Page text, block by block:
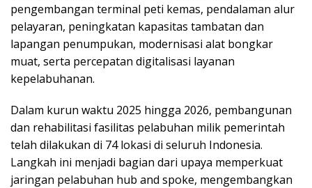
pengembangan terminal peti kemas, pendalaman alur
pelayaran, peningkatan kapasitas tambatan dan
lapangan penumpukan, modernisasi alat bongkar
muat, serta percepatan digitalisasi layanan
kepelabuhanan.
Dalam kurun waktu 2025 hingga 2026, pembangunan
dan rehabilitasi fasilitas pelabuhan milik pemerintah
telah dilakukan di 74 lokasi di seluruh Indonesia.
Langkah ini menjadi bagian dari upaya memperkuat
jaringan pelabuhan hub and spoke, mengembangkan